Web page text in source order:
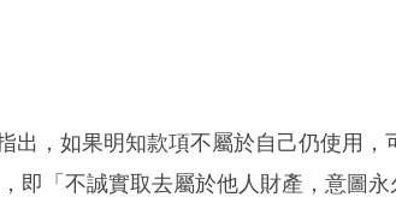
出，如果明知款項不屬於自己仍使用
即「不誠實取去屬於他人財產，意圖